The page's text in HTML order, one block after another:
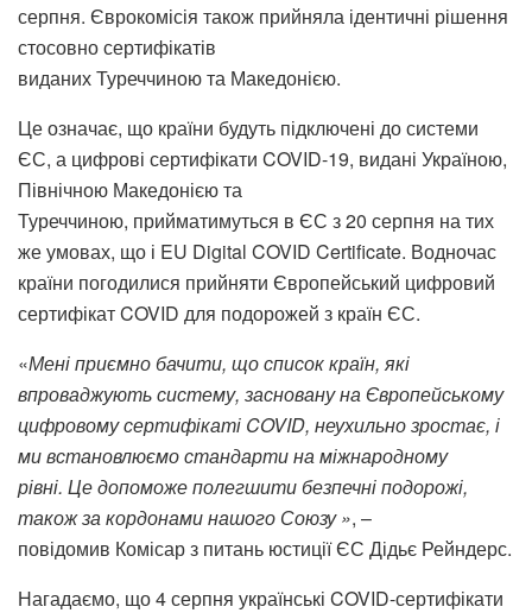
серпня. Єврокомісія також прийняла ідентичні рішення
стосовно сертифікатів
виданих Туреччиною та Македонією.
Це означає, що країни будуть підключені до системи
ЄС, а цифрові сертифікати COVID-19, видані Україною,
Північною Македонією та
Туреччиною, прийматимуться в ЄС з 20 серпня на тих
же умовах, що і EU Digital COVID Certificate. Водночас
країни погодилися прийняти Європейський цифровий
сертифікат COVID для подорожей з країн ЄС.
«Мені приємно бачити, що список країн, які
впроваджують систему, засновану на Європейському
цифровому сертифікаті COVID, неухильно зростає, і
ми встановлюємо стандарти на міжнародному
рівні. Це допоможе полегшити безпечні подорожі,
також за кордонами нашого Союзу », –
повідомив Комісар з питань юстиції ЄС Дідьє Рейндерс.
Нагадаємо, що 4 серпня українські COVID-сертифікати